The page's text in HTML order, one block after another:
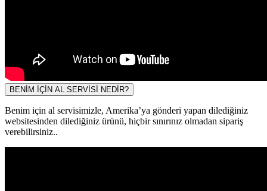
BENİM İÇİN AL SERVİSİ NEDİR?
Benim için al servisimizle, Amerika’ya gönderi yapan dilediğiniz
websitesinden dilediğiniz ürünü, hiçbir sınırınız olmadan sipariş
verebilirsiniz..